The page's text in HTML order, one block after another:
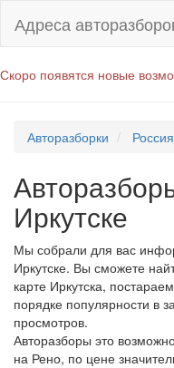
Адреса
Скоро появятся новые
Авторазборки Россия
Иркутске
Мы собрали для вас
Иркутске. Вы сможете
карте Иркутска,
порядке популярности в
просмотров.
Авторазборы это
на Рено, по цене